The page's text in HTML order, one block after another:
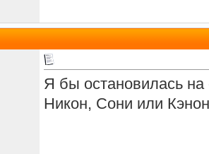
Я бы остановилась
Никон, Сони или Кэнон